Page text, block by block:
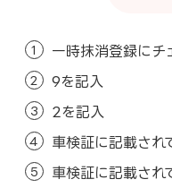
一時抹消登録にチ
9を記入
2を記入
車検証に記載され
車検証に記載され